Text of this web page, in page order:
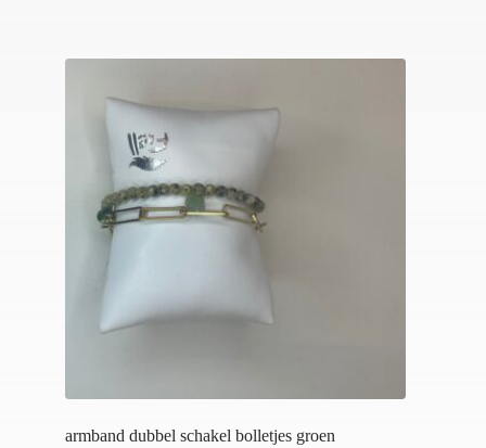
armband dubbel schakel bolletjes groen